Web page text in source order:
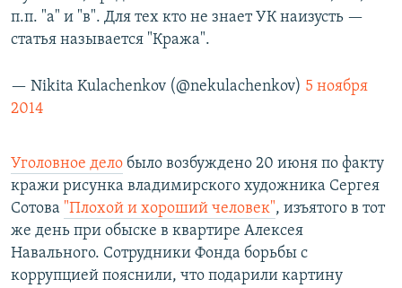
п.п. "а" и "в". Для тех кто не знает УК наизусть —
статья называется "Кража".
— Nikita Kulachenkov (@nekulachenkov) 5 ноября
2014
Уголовное дело было возбуждено 20 июня по факту
кражи рисунка владимирского художника Сергея
Сотова "Плохой и хороший человек", изъятого в тот
же день при обыске в квартире Алексея
Навального. Сотрудники Фонда борьбы с
коррупцией пояснили, что подарили картину